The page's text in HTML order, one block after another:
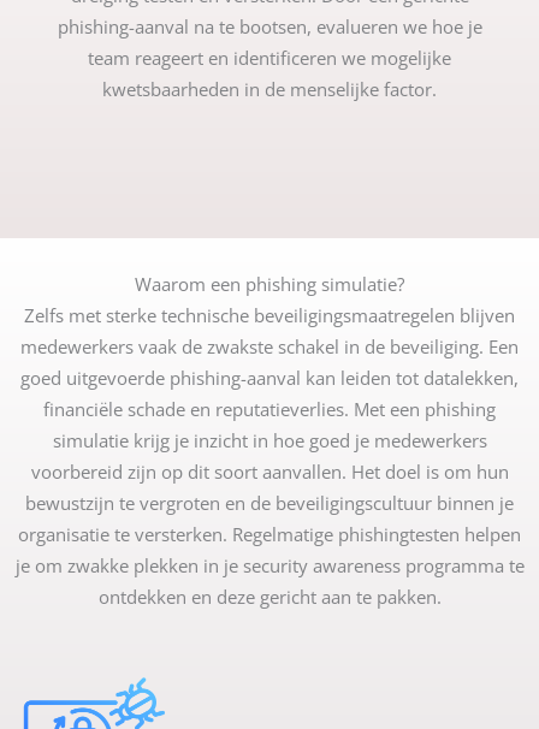
phishing-aanval na te bootsen, evalueren we hoe je
team reageert en identificeren we mogelijke
kwetsbaarheden in de menselijke factor.
Waarom een phishing simulatie?
Zelfs met sterke technische beveiligingsmaatregelen blijven
medewerkers vaak de zwakste schakel in de beveiliging. Een
goed uitgevoerde phishing-aanval kan leiden tot datalekken,
financiële schade en reputatieverlies. Met een phishing
simulatie krijg je inzicht in hoe goed je medewerkers
voorbereid zijn op dit soort aanvallen. Het doel is om hun
bewustzijn te vergroten en de beveiligingscultuur binnen je
organisatie te versterken. Regelmatige phishingtesten helpen
je om zwakke plekken in je security awareness programma te
ontdekken en deze gericht aan te pakken.